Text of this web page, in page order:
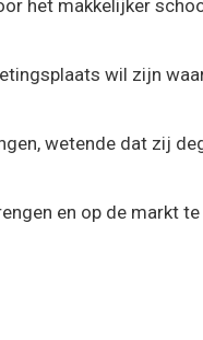
het makkelijker
wil zijn
wetende dat zij
en op de markt